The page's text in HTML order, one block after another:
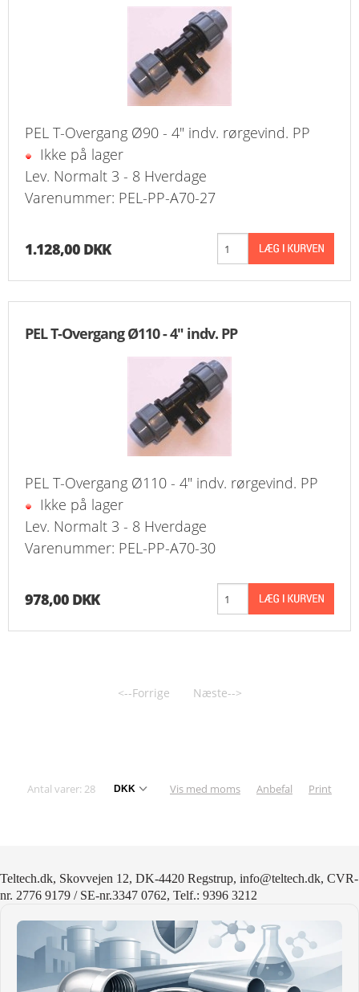
PEL T-Overgang Ø90 - 4" indv. rørgevind. PP
Ikke på lager
Lev. Normalt 3 - 8 Hverdage
Varenummer: PEL-PP-A70-27
1.128,00 DKK
PEL T-Overgang Ø110 - 4" indv. PP
PEL T-Overgang Ø110 - 4" indv. rørgevind. PP
Ikke på lager
Lev. Normalt 3 - 8 Hverdage
Varenummer: PEL-PP-A70-30
978,00 DKK
<--Forrige Næste-->
Antal varer: 28 Vis med moms Anbefal Print
Teltech.dk, Skovvejen 12, DK-4420 Regstrup, info@teltech.dk, CVR-
nr. 2776 9179 / SE-nr.3347 0762, Telf.: 9396 3212